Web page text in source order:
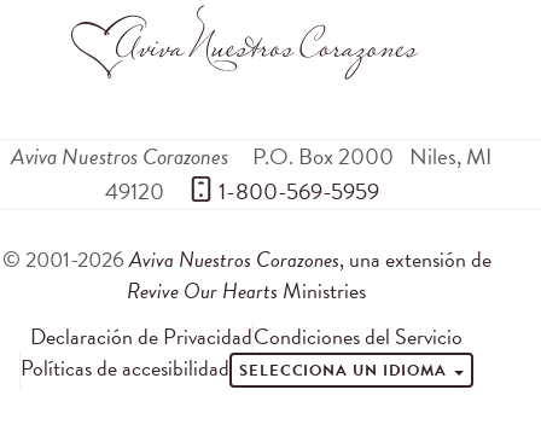
Aviva Nuestros Corazones P.O. Box 2000 Niles,MI
49120
1-800-569-5959
© 2001-2026Aviva Nuestros Corazones, una extensión de
Revive Our Hearts Ministries
Declaración de PrivacidadCondiciones del Servicio
Políticas de accesibilidad SELECCIONA UN IDIOMA